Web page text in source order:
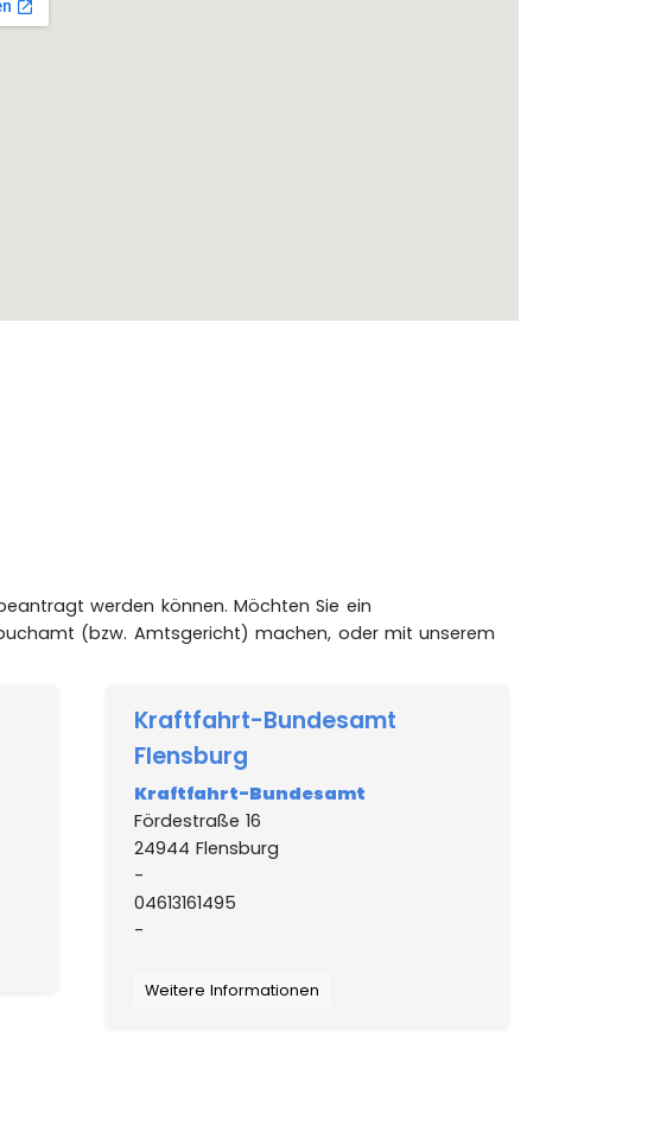
werden können. Möchten Sie ein
(bzw. Amtsgericht) machen, oder mit unserem
Kraftfahrt-Bundesamt
Flensburg
Kraftfahrt-Bundesamt
Fördestraße 16
24944 Flensburg
-
04613161495
-
Weitere Informationen